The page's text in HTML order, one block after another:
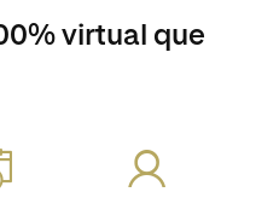
virtual que